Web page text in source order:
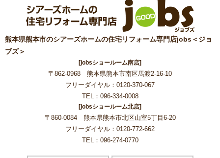
熊本県熊本市のシアーズホームの住宅リフォーム専門店jobs＜ジョ
ブズ＞
[jobsショールーム南店]
〒862-0968 熊本県熊本市南区馬渡2-16-10
フリーダイヤル：0120-370-067
TEL：096-334-0008
[jobsショールーム北店]
〒860-0084 熊本県熊本市北区山室5丁目6-20
フリーダイヤル：0120-772-662
TEL：096-274-0770